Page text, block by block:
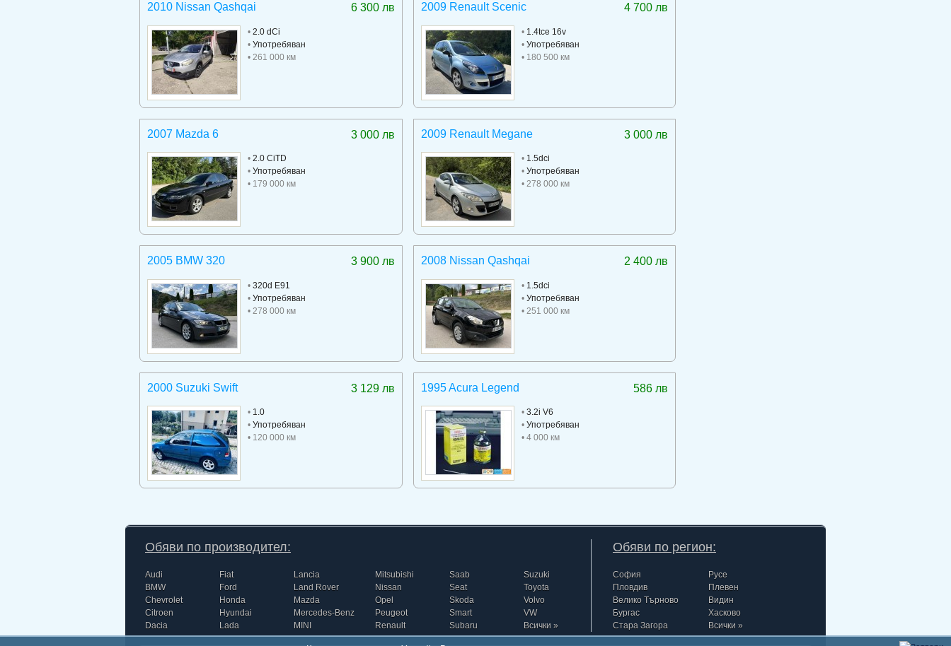
6 300 лв
2010 Nissan Qashqai
• 2.0 dCi
• Употребяван
• 261 000 км
4 700 лв
2009 Renault Scenic
•1.4tce 16v
•Употребяван
• 180 500 км
3 000 лв
2007 Mazda 6
• 2.0 CiTD
• Употребяван
• 179 000 км
3 000 лв
2009 Renault Megane
•1.5dci
•Употребяван
• 278 000 км
3 900 лв
2005 BMW 320
• 320d E91
• Употребяван
• 278 000 км
2 400 лв
2008 Nissan Qashqai
•1.5dci
•Употребяван
• 251 000 км
3 129 лв
2000 Suzuki Swift
• 1.0
• Употребяван
• 120 000 км
586 лв
1995 Acura Legend
•3.2i V6
•Употребяван
• 4 000 км
Обяви по производител:
Audi
BMW
Chevrolet
Citroen
Dacia
Fiat
Ford
Honda
Hyundai
Lada
Lancia
Land Rover
Mazda
Mercedes-Benz
MINI
Mitsubishi
Nissan
Opel
Peugeot
Renault
Saab
Seat
Skoda
Smart
Subaru
Suzuki
Toyota
Volvo
VW
Всички »
Обяви по регион:
София
Пловдив
Велико Търново
Бургас
Стара Загора
Русе
Плевен
Видин
Хасково
Всички »